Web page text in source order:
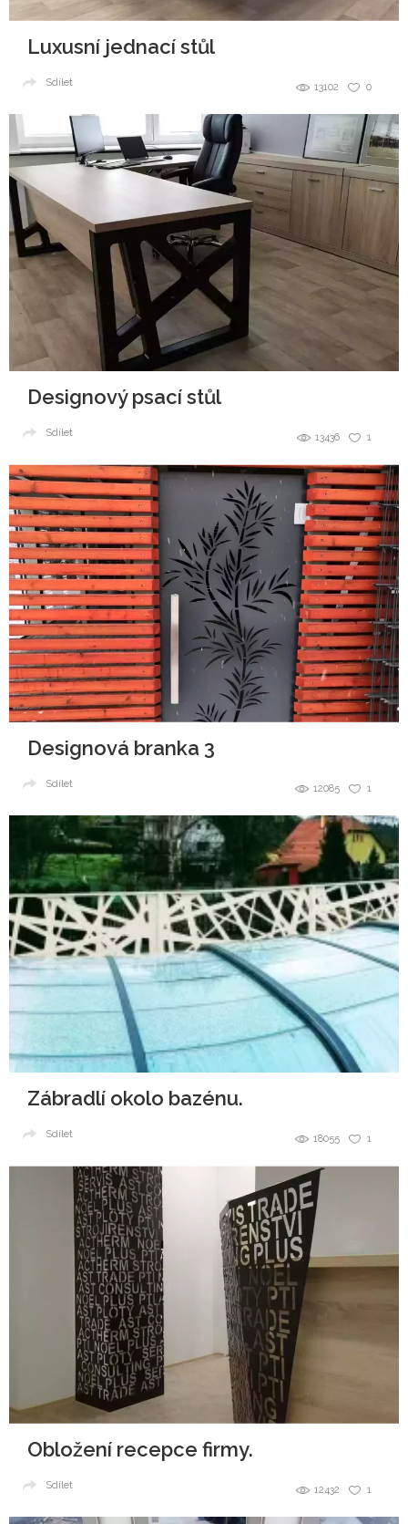
Luxusní jednací stůl
0
13102
Sdílet
Designový psací stůl
1
13436
Sdílet
Designová branka 3
1
12085
Sdílet
Zábradlí okolo bazénu.
1
18055
Sdílet
Obložení recepce firmy.
1
12432
Sdílet